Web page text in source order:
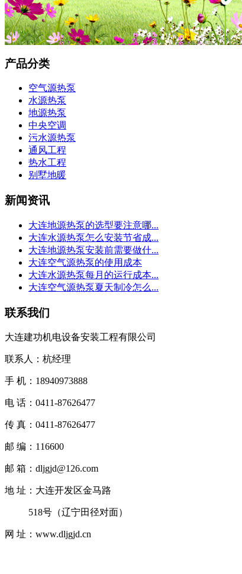
产品分类
空气源热泵
水源热泵
地源热泵
中央空调
污水源热泵
通风工程
热水工程
别墅地暖
新闻资讯
大连地源热泵的选型要注意哪...
大连水源热泵怎么安装节省成...
大连地源热泵安装前需要做什...
大连空气源热泵的使用成本
大连水源热泵每月的运行成本...
大连空气源热泵夏天制冷怎么...
联系我们
大连建功机电设备安装工程有限公司
联系人：杭经理
手 机：18940973888
电 话：0411-87626477
传 真：0411-87626477
邮 编：116600
邮 箱：dljgjd@126.com
地 址：大连开发区金马路
518号（辽宁田径对面）
网 址：www.dljgjd.cn